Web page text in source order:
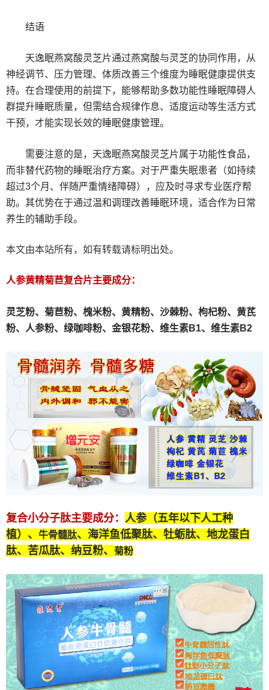
结语
天逸眠燕窝酸灵芝片通过燕窝酸与灵芝的协同作用，从
神经调节、压力管理、体质改善三个维度为睡眠健康提供支
持。在合理使用的前提下，能够帮助多数功能性睡眠障碍人
群提升睡眠质量，但需结合规律作息、适度运动等生活方式
干预，才能实现长效的睡眠健康管理。
需要注意的是，天逸眠燕窝酸灵芝片属于功能性食品，
而非替代药物的睡眠治疗方案。对于严重失眠患者（如持续
超过3个月、伴随严重情绪障碍），应及时寻求专业医疗帮
助。其优势在于通过温和调理改善睡眠环境，适合作为日常
养生的辅助手段。
本文由本站所有，如有转载请标明出处。
人参黄精菊苣复合片主要成分：
灵芝粉、 菊苣粉、 槐米粉、 黄精粉、沙棘粉、枸杞粉、黄芪
粉、人参粉、绿咖啡粉、金银花粉、维生素B1、维生素B2
复合小分子肽主要成分： 人参（五年以下人工种
植）、 牛骨髓肽、海洋鱼低聚肽、牡蛎肽、 地龙蛋白
肽、苦瓜肽、纳豆粉、 菊粉